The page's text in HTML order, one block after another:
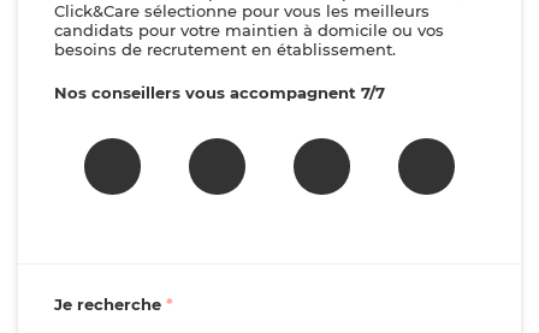
Click&Care sélectionne pour vous les meilleurs
candidats pour votre maintien à domicile ou vos
besoins de recrutement en établissement.
Nos conseillers vous accompagnent 7/7
Je recherche